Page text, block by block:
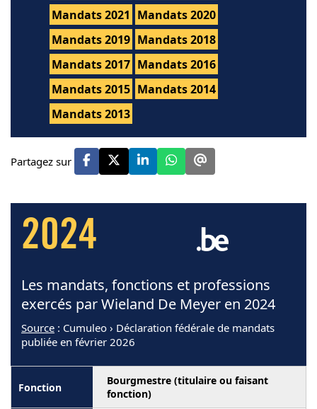
Mandats 2021 Mandats 2020
Mandats 2019 Mandats 2018
Mandats 2017 Mandats 2016
Mandats 2015 Mandats 2014
Mandats 2013
Partagez sur
2024
Les mandats, fonctions et professions
exercés par Wieland De Meyer en 2024
Source : Cumuleo › Déclaration fédérale de mandats
publiée en février 2026
Bourgmestre (titulaire ou faisant
fonction)